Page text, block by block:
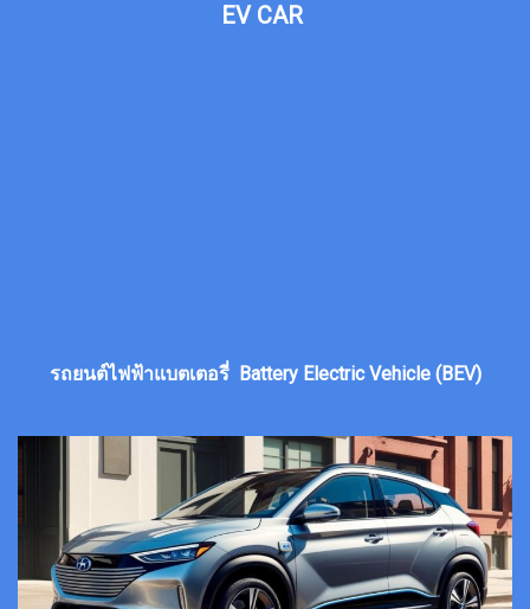
EV CAR
รถยนต์ไฟฟ้าแบตเตอรี่ Battery Electric Vehicle (BEV)